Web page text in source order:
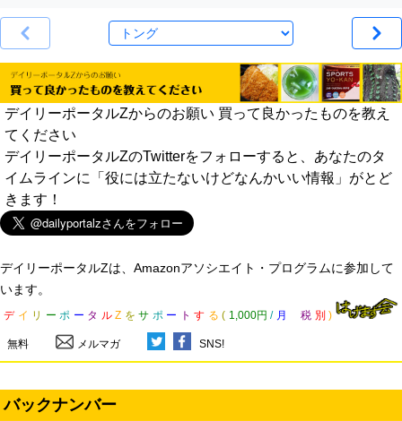
デイリーポータルZからのお願い 買って良かったものを教え
てください
デイリーポータルZのTwitterをフォローすると、あなたのタ
イムラインに「役には立たないけどなんかいい情報」がとど
きます！
デイリーポータルZは、Amazonアソシエイト・プログラムに参加して
います。
デ イ リ ー ポ ー タ ル Z を サ ポ ー ト す る ( 1,000円 / 月 税 別 )
無料 メルマガ SNS!
バックナンバー